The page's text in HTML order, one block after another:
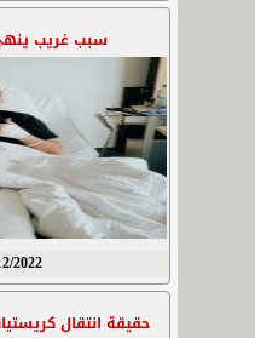
سبب غريب
10/12/2022
حقيقة انتقال